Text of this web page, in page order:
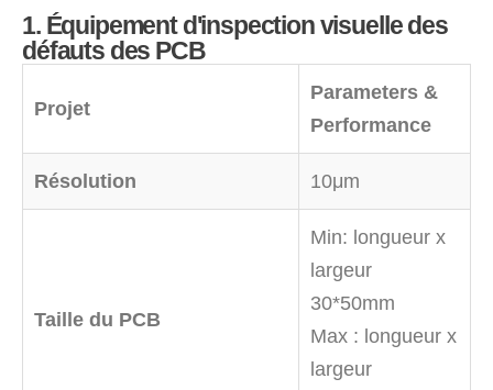
1. Équipement d'inspection visuelle des
défauts des PCB
Projet
Parameters &
Performance
Résolution 10μm
Taille du PCB
Min: longueur x
largeur
30*50mm
Max : longueur x
largeur